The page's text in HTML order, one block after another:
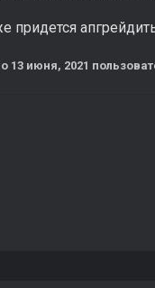
придется
13 июня, 2021